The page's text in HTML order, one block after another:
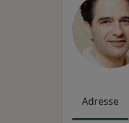
Adresse